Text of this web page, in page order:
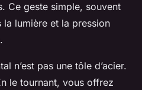
Ce geste simple, souvent
lumière et la pression
n’est pas une tôle d’acier.
le tournant, vous offrez